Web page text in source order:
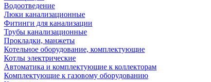
Водоотведение
Люки канализационные
Фитинги для канализации
Трубы канализационные
Прокладки, манжеты
Котельное оборудование, комплектующие
Котлы электрические
Автоматика и комплектующие к коллекторам
Комплектующие к газовому оборудованию